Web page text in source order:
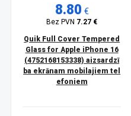
8.80 €
Bez PVN 7.27 €
Quik Full Cover Tempered
Glass for Apple iPhone 16
(4752168153338) aizsardzī
ba ekrānam mobilajiem tel
efoniem